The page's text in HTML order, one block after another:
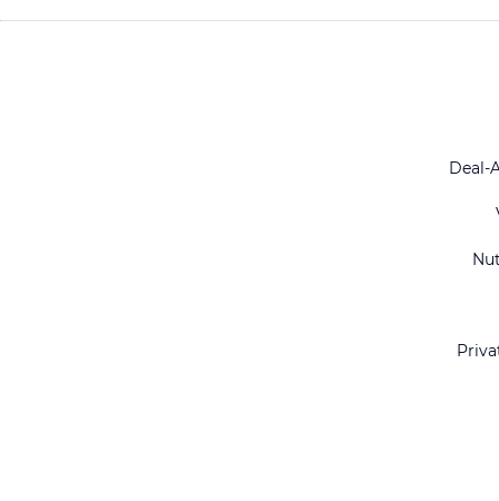
Deal-